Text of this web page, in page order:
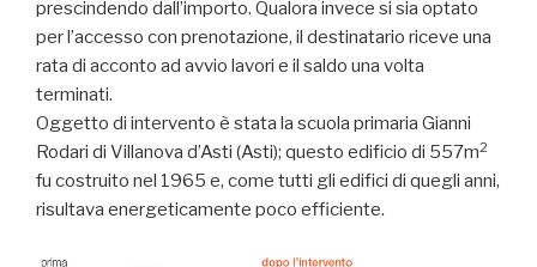
prescindendo dall’importo. Qualora invece si sia optato
per l’accesso con prenotazione, il destinatario riceve una
rata di acconto ad avvio lavori e il saldo una volta
terminati.
Oggetto di intervento è stata la scuola primaria Gianni
Rodari di Villanova d’Asti (Asti); questo edificio di 557m2
fu costruito nel 1965 e, come tutti gli edifici di quegli anni,
risultava energeticamente poco efficiente.